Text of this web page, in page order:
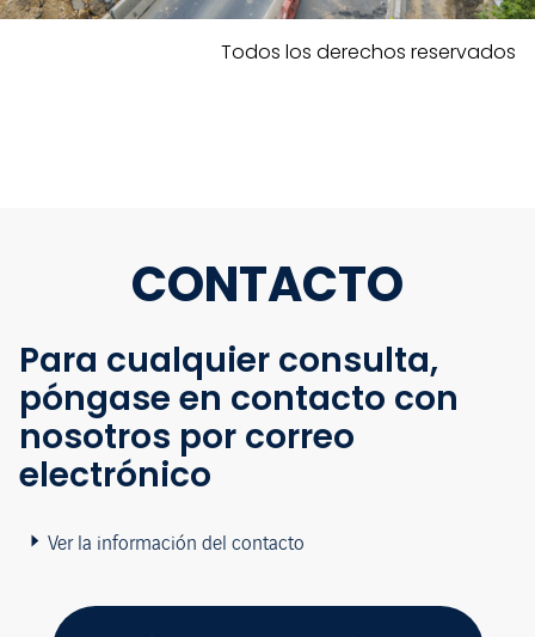
Todos los derechos reservados
CONTACTO
Para cualquier consulta,
póngase en contacto con
nosotros por correo
electrónico
Ver la información del contacto